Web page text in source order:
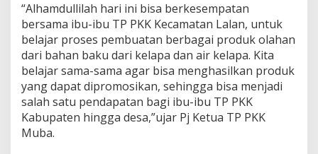
K
K
e
c
a
a
t
a
“Alhamdullilah hari ini bisa berkesempatan
bersama ibu-ibu TP PKK Kecamatan Lalan, untuk
belajar proses pembuatan berbagai produk olahan
dari bahan baku dari kelapa dan air kelapa. Kita
belajar sama-sama agar bisa menghasilkan produk
yang dapat dipromosikan, sehingga bisa menjadi
salah satu pendapatan bagi ibu-ibu TP PKK
Kabupaten hingga desa,”ujar Pj Ketua TP PKK
Muba.